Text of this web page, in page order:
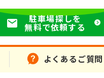
駐車場探しを
無料で依頼する
よくあるご質問